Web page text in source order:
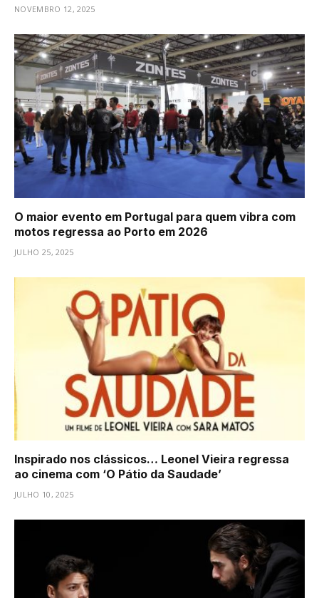
NOVEMBRO 12, 2025
O maior evento em Portugal para quem vibra com
motos regressa ao Porto em 2026
JULHO 25, 2025
Inspirado nos clássicos… Leonel Vieira regressa
ao cinema com ‘O Pátio da Saudade’
JULHO 10, 2025